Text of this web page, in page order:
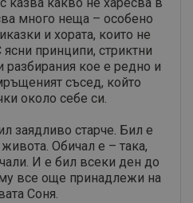
много неща – особено
и хората, които не
ясни принципи, стриктни
кое е редно и
съсед, който
около себе си.
заядливо старче. Бил е
Обичал е – така,
И е бил всеки ден до
все още принадлежи на
Соня.